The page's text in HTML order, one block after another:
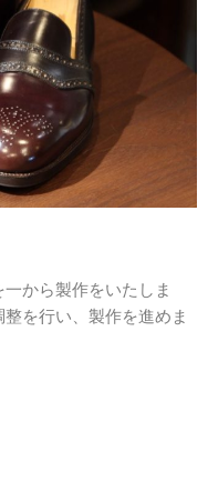
から製作をいたしま
を行い、製作を進めま